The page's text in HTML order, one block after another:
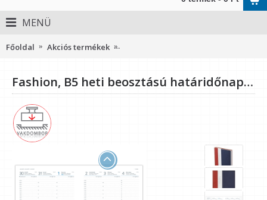
MENÜ
Főoldal Akciós termékek
Fashion, B5 heti beosztású határidőnapló, Bordó-Fehér-Kék